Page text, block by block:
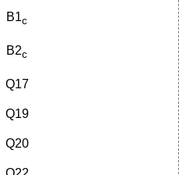
В1с
В2с
Q17
Q19
Q20